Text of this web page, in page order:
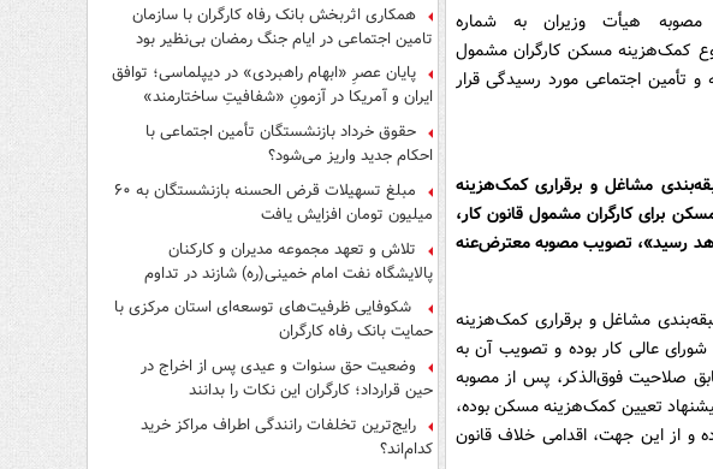
ابطال مصوبه هیأت وزیران به شماره
هیأت وزیران- با موضوع کمک‌هزینه مسکن کارگران مشمول
تخصصی کار، بیمه و تأمین اجتماعی مورد رسیدگی قرار
قانون طبقه‌بندی مشاغل و برقراری کمک‌هزینه
«کمک‌هزینه مسکن برای کارگران مشمول قانون کار،
رسید»، تصویب مصوبه معترض‌عنه
اصلاح قانون طبقه‌بندی مشاغل و برقراری کمک‌هزینه
عالی کار بوده و تصویب آن به
صلاحیت فوق‌الذکر، پس از مصوبه
کار که شامل پیشنهاد تعیین کمک‌هزینه مسکن بوده،
و از این جهت، اقدامی خلاف قانون
همکاری اثربخش بانک رفاه کارگران با سازمان
تامین اجتماعی در ایام جنگ رمضان بی‌نظیر بود
پایان عصرِ «ابهام راهبردی» در دیپلماسی؛ توافق
ایران و آمریکا در آزمونِ «شفافیتِ ساختارمند»
حقوق خرداد بازنشستگان تأمین اجتماعی با
احکام جدید واریز می‌شود؟
مبلغ تسهیلات قرض الحسنه بازنشستگان به ۶۰
میلیون تومان افزایش یافت
تلاش و تعهد مجموعه مدیران و کارکنان
پالایشگاه نفت امام خمینی(ره) شازند در تداوم
تولید در ایام جنگ رمضان، شایسته قدردانی است
شکوفایی ظرفیت‌های توسعه‌ای استان مرکزی با
حمایت بانک رفاه کارگران
وضعیت حق سنوات و عیدی پس از اخراج در
حین قرارداد؛ کارگران این نکات را بدانند
رایج‌ترین تخلفات رانندگی اطراف مراکز خرید
کدام‌اند؟